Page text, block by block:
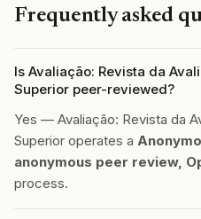
Frequently asked
Is Avaliação: Revista da
Superior peer-reviewed?
Yes — Avaliação: Revista da
Superior operates a
anonymous peer review,
process.